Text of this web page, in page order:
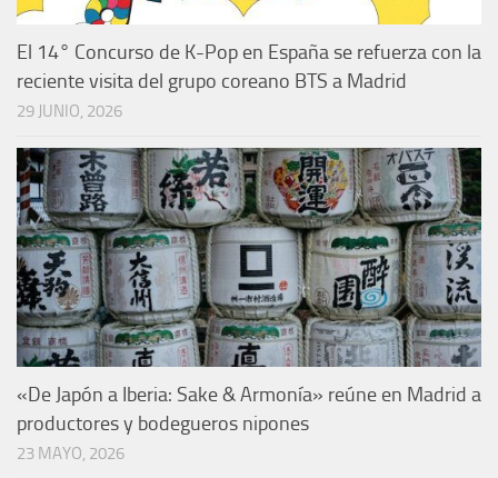
El 14° Concurso de K-Pop en España se refuerza con la
reciente visita del grupo coreano BTS a Madrid
29 JUNIO, 2026
«De Japón a Iberia: Sake & Armonía» reúne en Madrid a
productores y bodegueros nipones
23 MAYO, 2026